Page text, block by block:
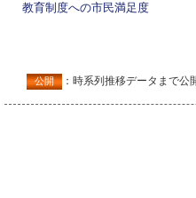
教育制度への市民満足度
公開 ：時系列推移データまで公